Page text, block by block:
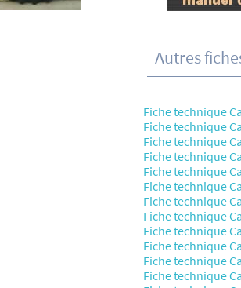
Autres
Fiche technique
Fiche technique
Fiche technique
Fiche technique
Fiche technique
Fiche technique
Fiche technique
Fiche technique
Fiche technique
Fiche technique
Fiche technique
Fiche technique